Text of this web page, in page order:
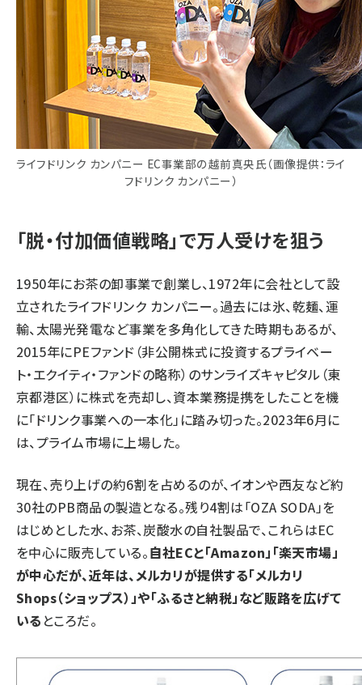
ライフドリンク カンパニー EC事業部の越前真央氏（画像提供：ライ
フドリンク カンパニー）
「脱・付加価値戦略」で万人受けを狙う
1950年にお茶の卸事業で創業し、1972年に会社として設
立されたライフドリンク カンパニー。過去には氷、乾麺、運
輸、太陽光発電など事業を多角化してきた時期もあるが、
2015年にPEファンド（非公開株式に投資するプライベー
ト・エクイティ・ファンドの略称）のサンライズキャピタル（東
京都港区）に株式を売却し、資本業務提携をしたことを機
に「ドリンク事業への一本化」に踏み切った。2023年6月に
は、プライム市場に上場した。
現在、売り上げの約6割を占めるのが、イオンや西友など約
30社のPB商品の製造となる。残り4割は「OZA SODA」を
はじめとした水、お茶、炭酸水の自社製品で、これらはEC
を中心に販売している。自社ECと「Amazon」「楽天市場」
が中心だが、近年は、メルカリが提供する「メルカリ
Shops（ショップス）」や「ふるさと納税」など販路を広げて
いる ところだ。